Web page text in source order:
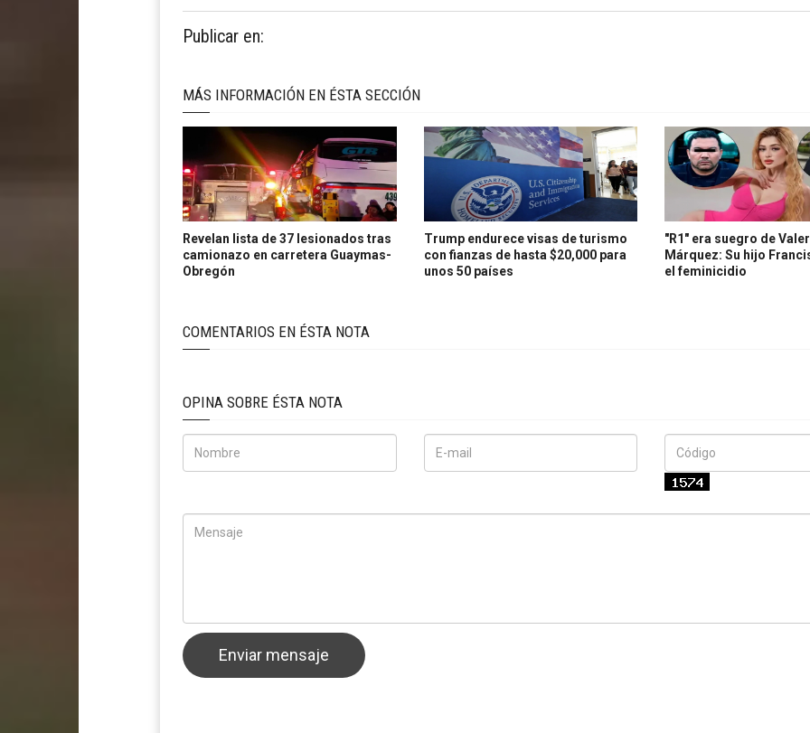
Publicar en:
MÁS INFORMACIÓN EN ÉSTA SECCIÓN
Revelan lista de 37 lesionados tras
camionazo en carretera Guaymas-
Obregón
Trump endurece visas de turismo
con fianzas de hasta $20,000 para
unos 50 países
"R1" era suegro de
Márquez: Su hijo
el feminicidio
COMENTARIOS EN ÉSTA NOTA
OPINA SOBRE ÉSTA NOTA